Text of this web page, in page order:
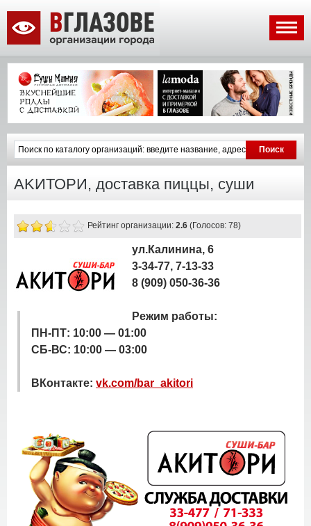
AKИТОРИ, доставка пиццы, суши
Рейтинг организации: 2.6 (Голосов: 78)
ул.Калинина, 6
3-34-77, 7-13-33
8 (909) 050-36-36
Режим работы:
ПН-ПТ: 10:00 — 01:00
СБ-ВС: 10:00 — 03:00
ВКонтакте: vk.com/bar_akitori